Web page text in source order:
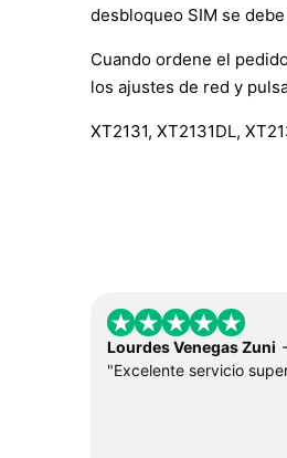
desbloqueo SIM se
Cuando ordene el
los ajustes de red y
XT2131, XT2131DL,
Lourdes Venegas Zuni
"Excelente servicio